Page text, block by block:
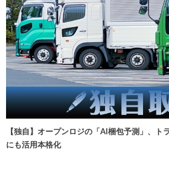
【独自】オープンロジの「AI梱包予測」、ト
にも活用本格化